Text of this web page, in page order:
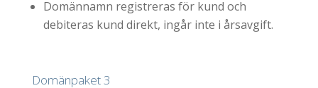
Domännamn registreras för kund och
debiteras kund direkt, ingår inte i årsavgift.
Domänpaket 3